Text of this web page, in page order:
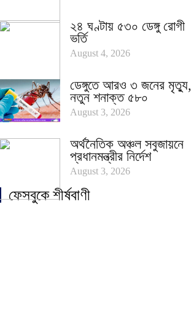
২৪ ঘণ্টায় ৫৩০ ডেঙ্গু রোগী
ভর্তি
August 4, 2026
ডেঙ্গুতে আরও ৩ জনের মৃত্যু,
নতুন শনাক্ত ৫৮০
August 3, 2026
অর্থনৈতিক অঞ্চল সবুজায়নে
প্রধানমন্ত্রীর নির্দেশ
August 3, 2026
ফেসবুকে শীর্ষবাণী